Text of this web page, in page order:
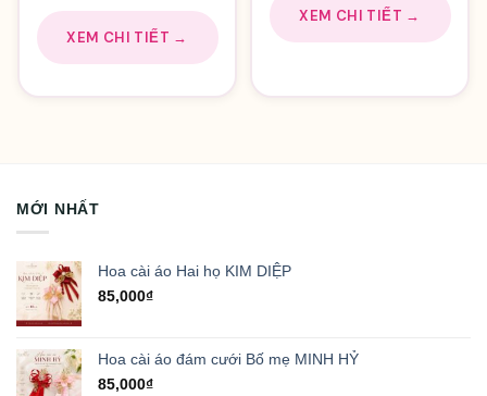
XEM CHI TIẾT →
XEM CHI TIẾT →
MỚI NHẤT
Hoa cài áo Hai họ KIM DIỆP
85,000₫
Hoa cài áo đám cưới Bố mẹ MINH HỶ
85,000₫